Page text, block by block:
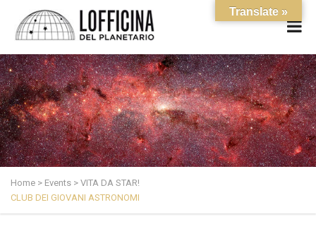
Home > Events > VITA DA STAR!
CLUB DEI GIOVANI ASTRONOMI
Translate »